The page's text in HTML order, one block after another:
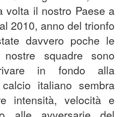
volta il nostro Paese a
2010, anno del trionfo
davvero poche le
squadre sono
in fondo alla
italiano sembra
intensità, velocità e